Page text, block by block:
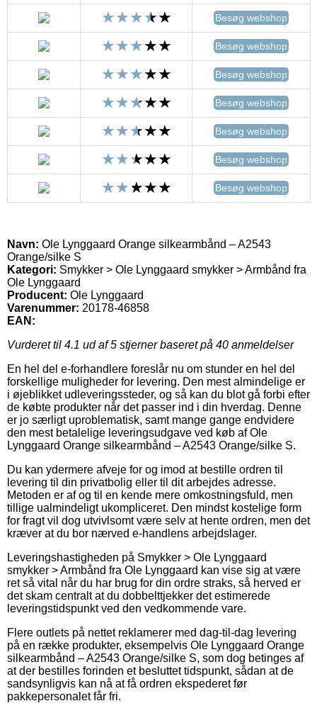
Besøg webshop
Besøg webshop
Besøg webshop
Besøg webshop
Besøg webshop
Besøg webshop
Besøg webshop
Navn: Ole Lynggaard Orange silkearmbånd – A2543
Orange/silke S
Kategori: Smykker > Ole Lynggaard smykker > Armbånd fra
Ole Lynggaard
Producent: Ole Lynggaard
Varenummer: 20178-46858
EAN:
Vurderet til 4.1 ud af 5 stjerner baseret på 40 anmeldelser
En hel del e-forhandlere foreslår nu om stunder en hel del
forskellige muligheder for levering. Den mest almindelige er
i øjeblikket udleveringssteder, og så kan du blot gå forbi efter
de købte produkter når det passer ind i din hverdag. Denne
er jo særligt uproblematisk, samt mange gange endvidere
den mest betalelige leveringsudgave ved køb af Ole
Lynggaard Orange silkearmbånd – A2543 Orange/silke S.
Du kan ydermere afveje for og imod at bestille ordren til
levering til din privatbolig eller til dit arbejdes adresse.
Metoden er af og til en kende mere omkostningsfuld, men
tillige ualmindeligt ukompliceret. Den mindst kostelige form
for fragt vil dog utvivlsomt være selv at hente ordren, men det
kræver at du bor nærved e-handlens arbejdslager.
Leveringshastigheden på Smykker > Ole Lynggaard
smykker > Armbånd fra Ole Lynggaard kan vise sig at være
ret så vital når du har brug for din ordre straks, så herved er
det skam centralt at du dobbelttjekker det estimerede
leveringstidspunkt ved den vedkommende vare.
Flere outlets på nettet reklamerer med dag-til-dag levering
på en række produkter, eksempelvis Ole Lynggaard Orange
silkearmbånd – A2543 Orange/silke S, som dog betinges af
at der bestilles forinden et besluttet tidspunkt, sådan at de
sandsynligvis kan nå at få ordren ekspederet før
pakkepersonalet får fri.